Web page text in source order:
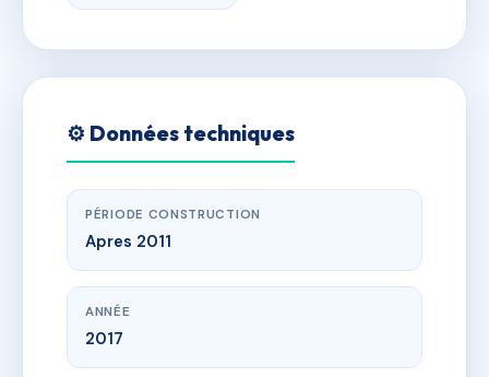
⚙️ Données techniques
PÉRIODE CONSTRUCTION
Apres 2011
ANNÉE
2017